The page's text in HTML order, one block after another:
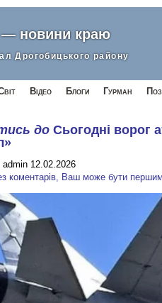
— новини краю
Дрогобицького району
Відео Блоги Гурман
до Сьогодні ворог
admin 12.02.2026
коментарів, Ваш може бути першим